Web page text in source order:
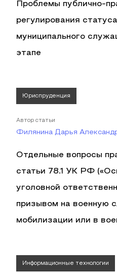
Проблемы публично-
регулирования
муниципального
этапе
Юриспруденция
Автор статьи
Филянина Дарья
Отдельные вопросы
статьи 78.1 УК РФ
уголовной
призывом на военную
мобилизации или в
Информационные технологии